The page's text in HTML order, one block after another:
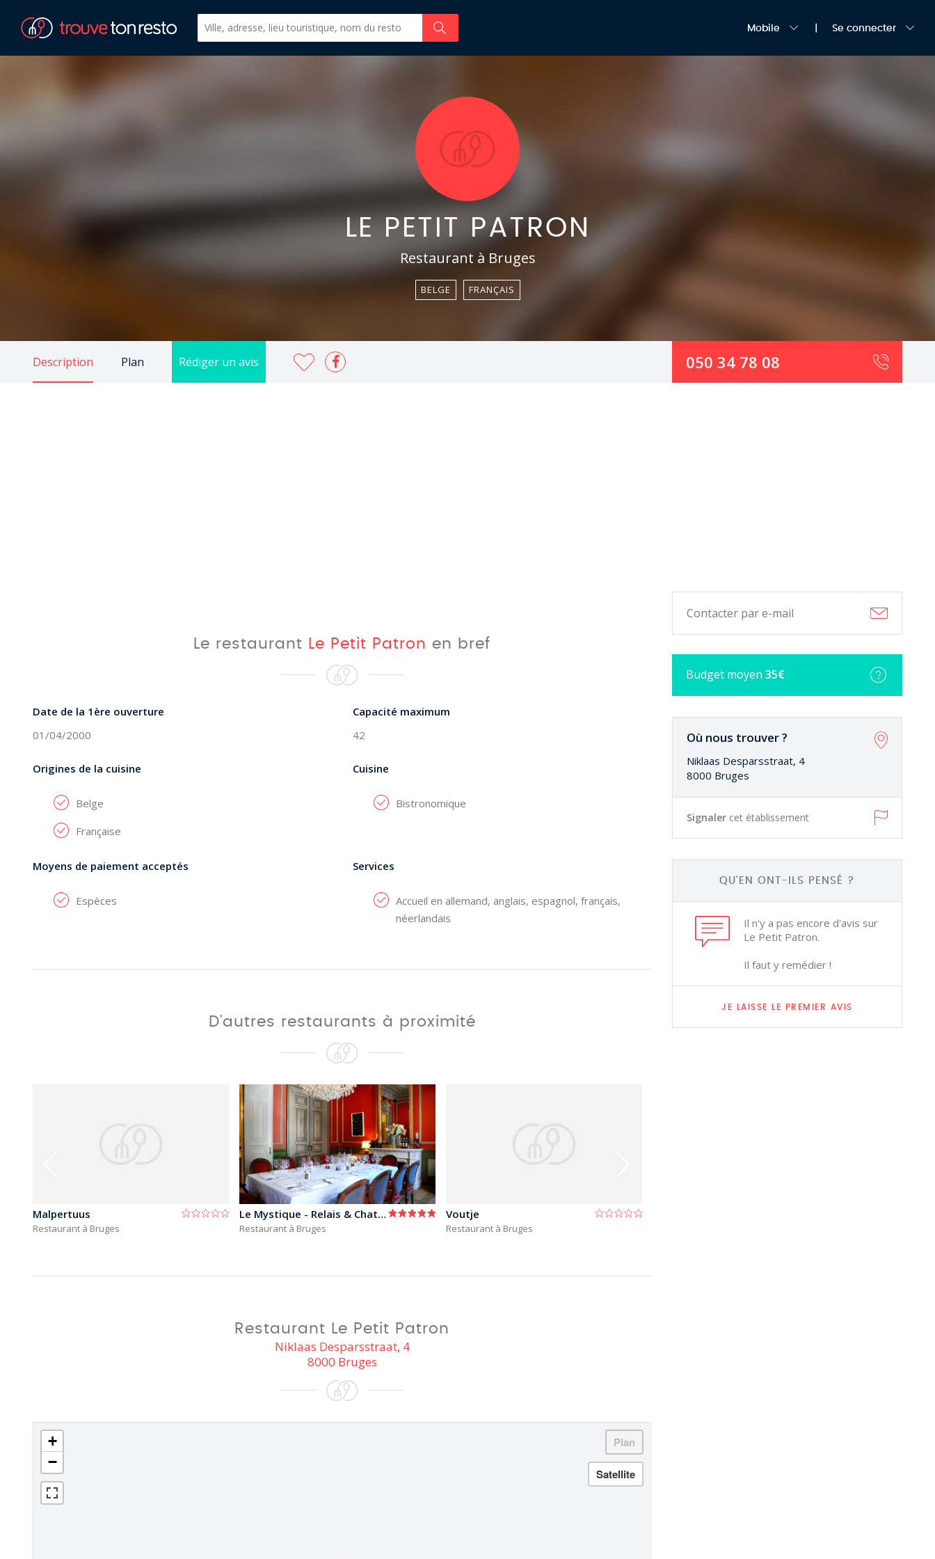
Mobile Se connecter
LE PETIT PATRON
Restaurant à Bruges
BELGE FRANÇAIS
Description Plan Rédiger un avis 050 34 78 08
Contacter par e-mail
Budget moyen 35€
Où nous trouver ?
Niklaas Desparsstraat, 4
8000 Bruges
Signaler cet établissement
QU'EN ONT-ILS PENSÉ ?
Il n'y a pas encore d'avis sur
Le Petit Patron.
Il faut y remédier !
JE LAISSE LE PREMIER AVIS
Le restaurant Le Petit Patron en bref
Date de la 1ère ouverture
01/04/2000
Capacité maximum
42
Origines de la cuisine
Belge
Française
Cuisine
Bistronomique
Moyens de paiement acceptés
Espèces
Services
Accueil en allemand, anglais, espagnol, français,
néerlandais
D'autres restaurants à proximité
Malpertuus
Restaurant à Bruges
Le Mystique - Relais & Chateaux
Restaurant à Bruges
Voutje
Restaurant à Bruges
Restaurant Le Petit Patron
Niklaas Desparsstraat, 4
8000 Bruges
+
−